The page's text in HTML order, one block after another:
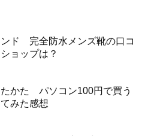
ド 完全防水メンズ靴の口コ
ョップは？
たかた パソコン100円で買う
みた感想